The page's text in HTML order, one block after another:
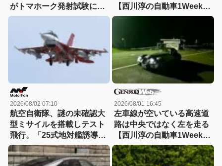
がトマホーク発射試験に成
功
【西川淳の自動車1Weekダ
イアリーVol.38】
2026/08/02 07:10
航空自衛隊、謎の未確認大
型ミサイルを搭載しテスト
飛行。「25式地対艦誘導
弾」空中発射型が初めて姿
を見せた！
2026/08/01 16:45
左車線が空いている高速道
路は中央ではなく左を走る
【西川淳の自動車1Weekダ
イアリーVol.37】